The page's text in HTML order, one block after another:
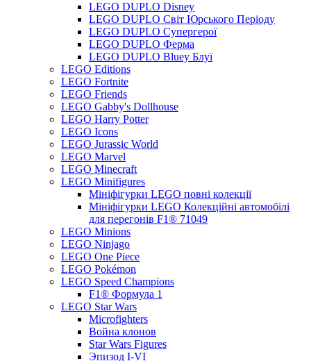
LEGO DUPLO Disney
LEGO DUPLO Світ Юрського Періоду
LEGO DUPLO Супергерої
LEGO DUPLO Ферма
LEGO DUPLO Bluey Блуї
LEGO Editions
LEGO Fortnite
LEGO Friends
LEGO Gabby's Dollhouse
LEGO Harry Potter
LEGO Icons
LEGO Jurassic World
LEGO Marvel
LEGO Minecraft
LEGO Minifigures
Мініфігурки LEGO повні колекції
Мініфігурки LEGO Колекційні автомобілі
для перегонів F1® 71049
LEGO Minions
LEGO Ninjago
LEGO One Piece
LEGO Pokémon
LEGO Speed Champions
F1® Формула 1
LEGO Star Wars
Microfighters
Война клонов
Star Wars Figures
Эпизод I-VI